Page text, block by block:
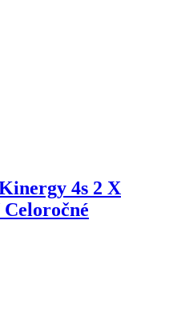
4s 2 X
Celoročné